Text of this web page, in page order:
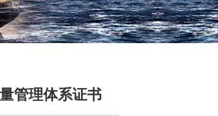
管理体系证书